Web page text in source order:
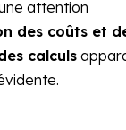
attention
des coûts et
calculs